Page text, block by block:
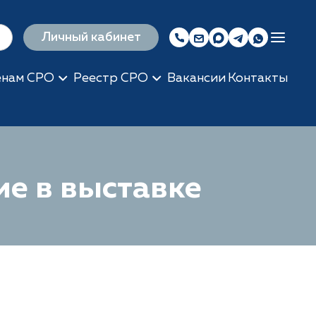
Личный кабинет
СРО Реестр СРО Вакансии Контакты
в выставке